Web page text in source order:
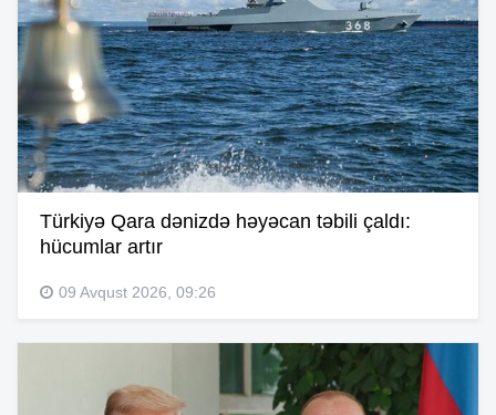
Türkiyə Qara dənizdə həyəcan təbili çaldı:
hücumlar artır
09 Avqust 2026, 09:26